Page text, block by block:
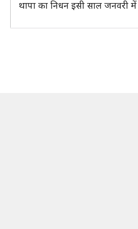
थापा का निधन इसी साल जनवरी